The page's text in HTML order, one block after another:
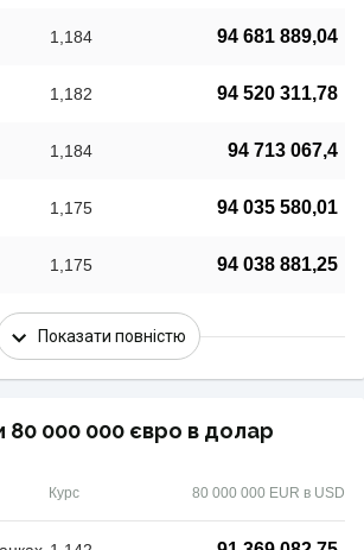
1,184 94 681 889,04
1,182 94 520 311,78
1,184 94 713 067,4
1,175 94 035 580,01
1,175 94 038 881,25
Показати повністю
80 000 000 євро в долар
Курс 80 000 000 EUR в USD